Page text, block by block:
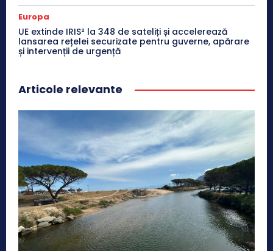
Europa
UE extinde IRIS² la 348 de sateliți și accelerează
lansarea rețelei securizate pentru guverne, apărare
și intervenții de urgență
Articole relevante